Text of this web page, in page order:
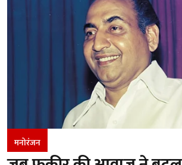
मनोरंजन